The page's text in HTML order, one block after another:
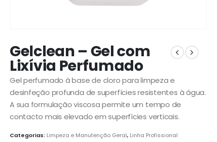
Gelclean – Gel com
Lixívia Perfumado
Gel perfumado à base de cloro para limpeza e
desinfeção profunda de superfícies resistentes à água.
A sua formulação viscosa permite um tempo de
contacto mais elevado em superfícies verticais.
Categorias: Limpeza e Manutenção Geral, Linha Profissional